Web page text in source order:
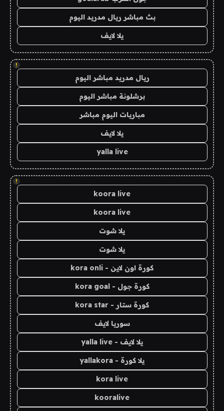
بث مباشر ريال مدريد اليوم
يلا لايف
!
ريال مدريد مباشر اليوم
برشلونة مباشر اليوم
مباريات اليوم مباشر
يلا لايف
yalla live
!
koora live
koora live
يلا شوت
يلا شوت
كورة اون لاين - kora onli
كورة جول - kora goal
كورة ستار - kora star
سوريا لايف
يلا لايف - yalla live
يلا كورة - yallakora
kora live
kooralive